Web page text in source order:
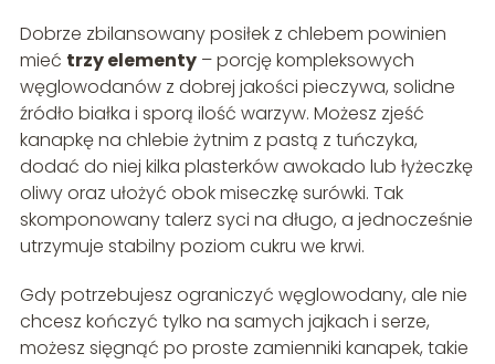
Dobrze zbilansowany posiłek z chlebem powinien
mieć trzy elementy– porcję kompleksowych
węglowodanów z dobrej jakości pieczywa, solidne
źródło białka i sporą ilość warzyw. Możesz zjeść
kanapkę na chlebie żytnim z pastą z tuńczyka,
dodać do niej kilka plasterków awokado lub łyżeczkę
oliwy oraz ułożyć obok miseczkę surówki. Tak
skomponowany talerz syci na długo, a jednocześnie
utrzymuje stabilny poziom cukru we krwi.
Gdy potrzebujesz ograniczyć węglowodany, ale nie
chcesz kończyć tylko na samych jajkach i serze,
możesz sięgnąć po proste zamienniki kanapek, takie